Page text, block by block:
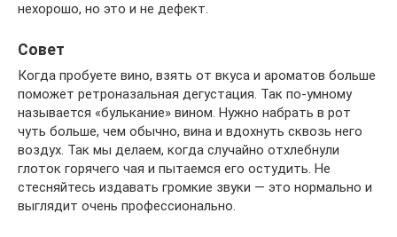
нехорошо, но это и не дефект.
Совет
Когда пробуете вино, взять от вкуса и ароматов больше
поможет ретроназальная дегустация. Так по-умному
называется «булькание» вином. Нужно набрать в рот
чуть больше, чем обычно, вина и вдохнуть сквозь него
воздух. Так мы делаем, когда случайно отхлебнули
глоток горячего чая и пытаемся его остудить. Не
стесняйтесь издавать громкие звуки — это нормально и
выглядит очень профессионально.